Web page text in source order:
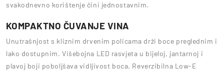
svakodnevno korištenje čini jednostavnim.
KOMPAKTNO ČUVANJE VINA
Unutrašnjost s kliznim drvenim policama drži boce preglednim i
lako dostupnim. Višebojna LED rasvjeta u bijeloj, jantarnoj i
plavoj boji poboljšava vidljivost boca. Reverzibilna Low-E